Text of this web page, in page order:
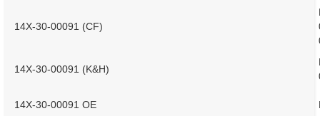
14X-30-00091 (CF)
14X-30-00091 (K&H)
14X-30-00091 OE